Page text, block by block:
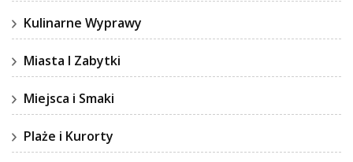
Kulinarne Wyprawy
Miasta I Zabytki
Miejsca i Smaki
Plaże i Kurorty